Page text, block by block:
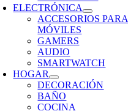
ELECTRÓNICA
ACCESORIOS PARA
MÓVILES
GAMERS
AUDIO
SMARTWATCH
HOGAR
DECORACIÓN
BAÑO
COCINA